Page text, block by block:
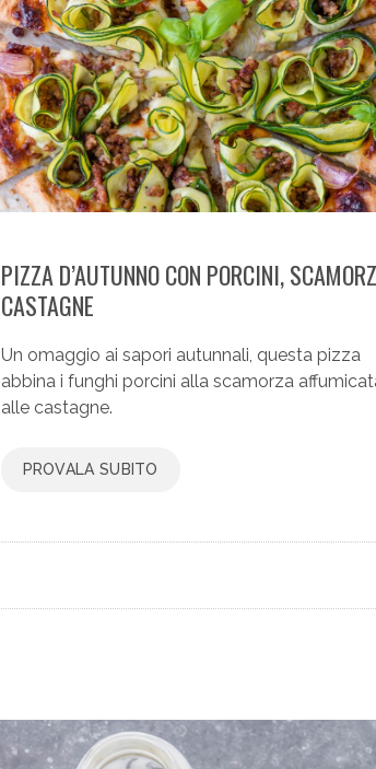
PIZZA D’AUTUNNO CON PORCINI,
CASTAGNE
Un omaggio ai sapori autunnali, questa pizza
abbina i funghi porcini alla scamorza
alle castagne.
PROVALA SUBITO